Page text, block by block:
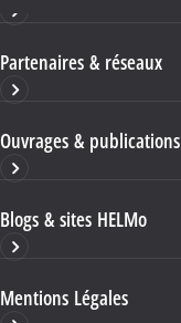
Partenaires & réseaux
Ouvrages & publications
Blogs & sites HELMo
Mentions Légales